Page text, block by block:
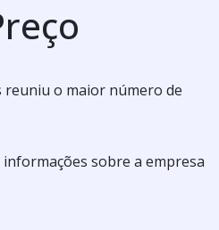
reuniu o maior número de
sobre a empresa